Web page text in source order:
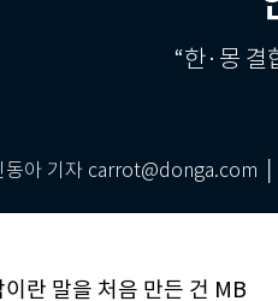
“한·몽 결
동아 기자 carrot@donga.com │
란 말을 처음 만든 건 MB